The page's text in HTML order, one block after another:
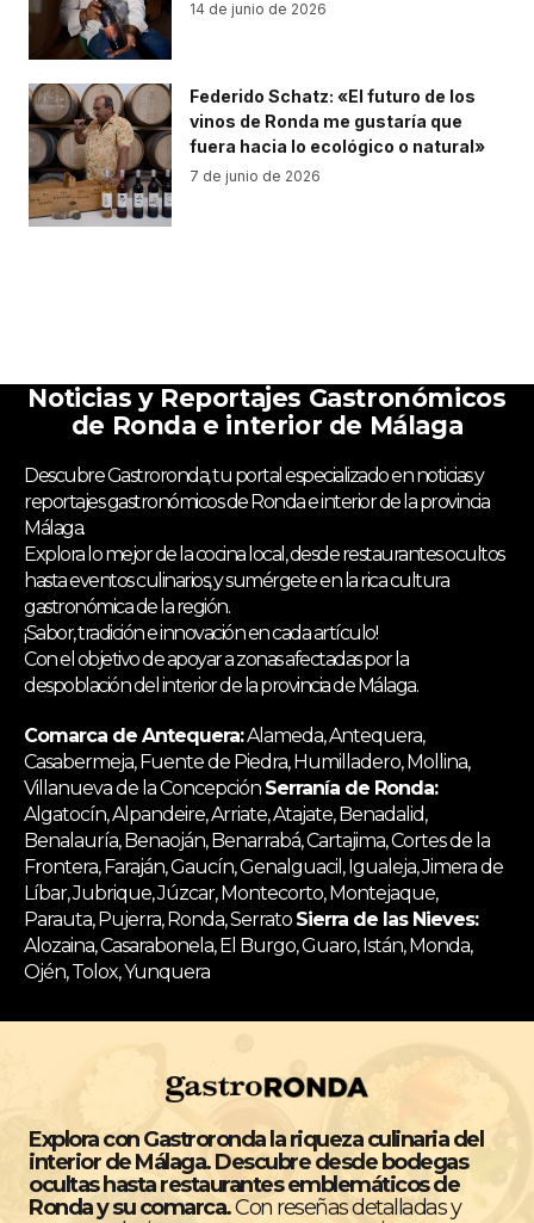
14 de junio de 2026
Federido Schatz: «El futuro de los
vinos de Ronda me gustaría que
fuera hacia lo ecológico o natural»
7 de junio de 2026
Noticias y Reportajes Gastronómicos
de Ronda e interior de Málaga
Descubre Gastroronda, tu portal especializado en noticias y
reportajes gastronómicos de Ronda e interior de la provincia
Málaga.
Explora lo mejor de la cocina local, desde restaurantes ocultos
hasta eventos culinarios, y sumérgete en la rica cultura
gastronómica de la región.
¡Sabor, tradición e innovación en cada artículo!
Con el objetivo de apoyar a zonas afectadas por la
despoblación del interior de la provincia de Málaga.
Comarca de Antequera:Alameda, Antequera,
Casabermeja, Fuente de Piedra, Humilladero, Mollina,
Villanueva de la Concepción Serranía de Ronda:
Algatocín, Alpandeire, Arriate, Atajate, Benadalid,
Benalauría, Benaoján, Benarrabá, Cartajima, Cortes de la
Frontera, Faraján, Gaucín, Genalguacil, Igualeja, Jimera de
Líbar, Jubrique, Júzcar, Montecorto, Montejaque,
Parauta, Pujerra, Ronda, Serrato Sierra de las Nieves:
Alozaina, Casarabonela, El Burgo, Guaro, Istán, Monda,
Ojén, Tolox, Yunquera
Explora con Gastroronda la riqueza culinaria del
interior de Málaga. Descubre desde bodegas
ocultas hasta restaurantes emblemáticos de
Ronda y su comarca.Con reseñas detalladas y